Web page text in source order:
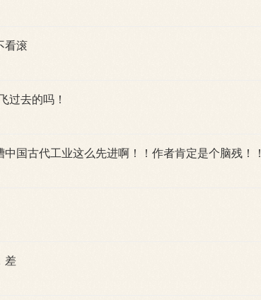
看滚
过去的吗！
国古代工业这么先进啊！！作者肯定是个脑残！！
差